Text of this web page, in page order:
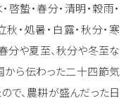
啓蟄・春分・清明・穀雨・
秋・処暑・白露・秋分・寒
春分や夏至、秋分や冬至な
から伝わった二十四節気
で、農耕が盛んだった日